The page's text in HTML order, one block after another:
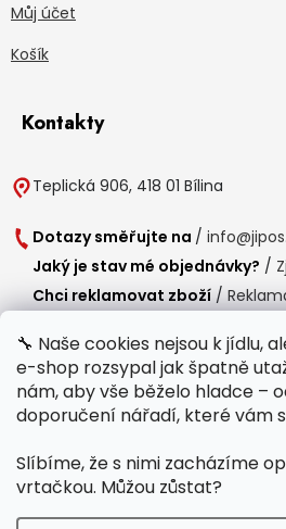
🔧 Naše cookies nejsou k jídlu,
e-shop rozsypal jak špatně
nám, aby vše běželo hladce –
doporučení nářadí, které vám
Slíbíme, že s nimi zacházíme
vrtačkou. Můžou zůstat?
Můj účet
Košík
Kontakty
Teplická 906, 418 01 Bílina
Dotazy směřujte na /
Jaký je stav mé objednávky? /
Chci reklamovat zboží /
Provozní doba
Po-Čt / 8:00 - 15:00
Polední přestávka /11:00 - 11:30